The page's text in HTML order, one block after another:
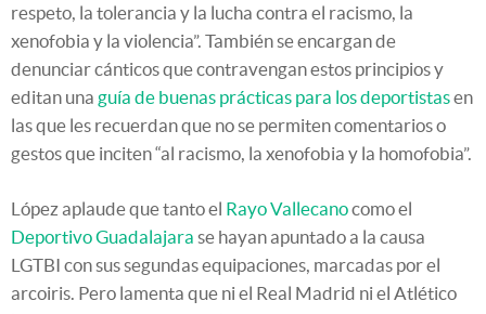
respeto, la tolerancia y la lucha contra el racismo, la
xenofobia y la violencia”. También se encargan de
denunciar cánticos que contravengan estos principios y
editan una guía de buenas prácticas para los deportistasen
las que les recuerdan que no se permiten comentarios o
gestos que inciten “al racismo, la xenofobia y la homofobia”.
López aplaude que tanto el Rayo Vallecanocomo el
Deportivo Guadalajara se hayan apuntado a la causa
LGTBI con sus segundas equipaciones, marcadas por el
arcoiris. Pero lamenta que ni el Real Madrid ni el Atlético